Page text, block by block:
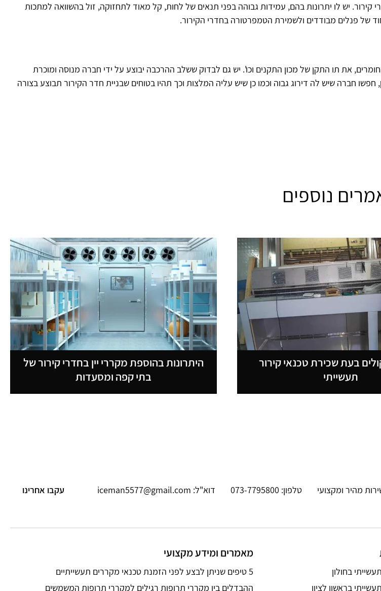
קירור. יש לו יתרונות בהם, עמידות גבוהה בפני תנאים של לחות, קל מאוד לתחזוקה, זול בהשוואה למתכות
של פנלים מבודדים ולשמירת הטמפרטורה בחדרי הקירור.
את תו התקן של מכון התקנים וכו'. יש גם לבדוק ששלב ההרכבה יבוצע על ידי חברה מנוסה ומוכרת
חברה שיש לה דירוג גבוה וכמו כן שיש עליה המלצות וכך תהיו בטוחים שבניית חדר הקירור תבוצע בצורה
נוספים
בעת שכירת טכנאי קירור
תעשייתי
היתרונות בהוספת מקררי יין בחדרי קירור של
בתי קפה ומסעדות
מהיר ומקצועי טלפון: 073-7795800 דוא"ל: iceman5577@gmail.com עקבו אחרינו
בחולון
בראשון לציון
מאמרים ומידע מקצועי
5 טיפים שניתן לבצע לפני הזמנת טכנאי מקררים תעשייתיים
ההבדלים בין מקררי תרופות רגילים למקררי תרופות המשמשים